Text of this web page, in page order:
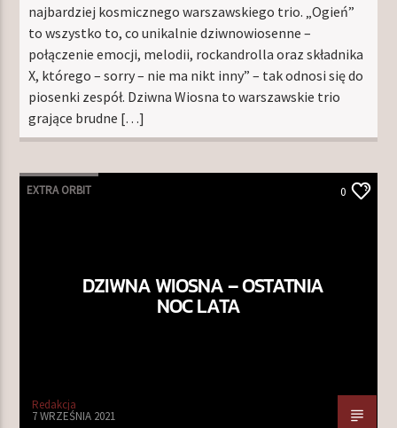
najbardziej kosmicznego warszawskiego trio. „Ogień”
to wszystko to, co unikalnie dziwnowiosenne –
połączenie emocji, melodii, rockandrolla oraz składnika
X, którego – sorry – nie ma nikt inny” – tak odnosi się do
piosenki zespół. Dziwna Wiosna to warszawskie trio
grające brudne […]
EXTRA ORBIT 0
DZIWNA WIOSNA – OSTATNIA
NOC LATA
Redakcja
7 WRZEŚNIA 2021